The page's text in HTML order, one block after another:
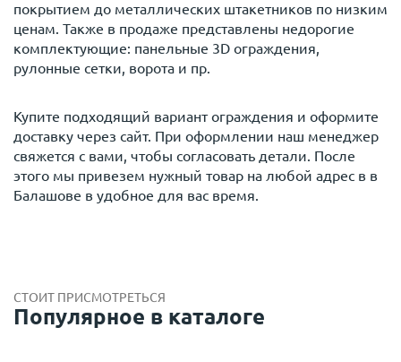
покрытием до металлических штакетников по низким
ценам. Также в продаже представлены недорогие
комплектующие: панельные 3D ограждения,
рулонные сетки, ворота и пр.
Купите подходящий вариант ограждения и оформите
доставку через сайт. При оформлении наш менеджер
свяжется с вами, чтобы согласовать детали. После
этого мы привезем нужный товар на любой адрес в в
Балашове в удобное для вас время.
СТОИТ ПРИСМОТРЕТЬСЯ
Популярное в каталоге